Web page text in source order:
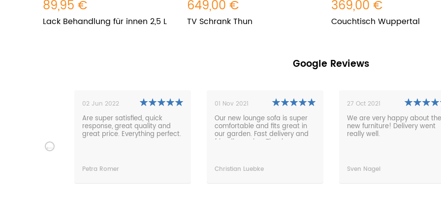
89,95 €
Lack Behandlung für innen 2,5 L
649,00 €
TV Schrank Thun
369,00 €
Couchtisch Wuppertal
Google Reviews
01 Nov 2021
Our new lounge sofa is super
comfortable and fits great in
our garden. Fast delivery and
Christian Luebke
27 Oct 2021
We are very happy about the
new furniture! Delivery went
really well.
Sven Nagel
26 Apr 2021
The furniture is an absolute
dream. The processing from
the order to the delivery was
perfect. Any time.
Thorsten Puttins